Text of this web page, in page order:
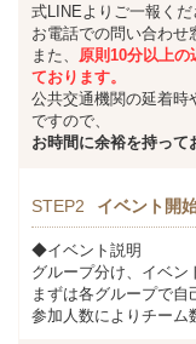
式LINEよりご一報くだ
お電話での問い合わせ
また、 原則10分以上の
ております。
公共交通機関の延着時
ですので、
お時間に余裕を持って
STEP2 イベント開
◆イベント説明
グループ分け、イベン
まずは各グループで自
参加人数によりチーム